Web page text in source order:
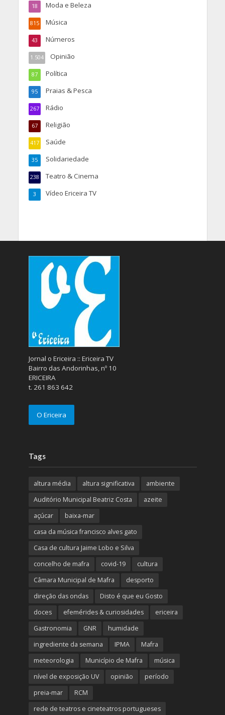
Moda e Beleza
18
Música
815
Números
43
Opinião
1.504
Política
87
Praias & Pesca
95
Rádio
267
Religião
67
Saúde
417
Solidariedade
35
Teatro & Cinema
238
Vídeo Ericeira TV
3
Jornal o Ericeira :: Ericeira TV
Bairro das Andorinhas, nº 10
ERICEIRA
t. 261 863 642
O Ericeira
Tags
altura média altura significativa
ambiente
Auditório Municipal Beatriz Costa
azeite
açúcar
baixa-mar
casa da música francisco alves gato
Casa de cultura Jaime Lobo e Silva
concelho de mafra
covid-19
cultura
Câmara Municipal de Mafra
desporto
direção das ondas
Disto é que eu Gosto
doces
efemérides & curiosidades
ericeira
Gastronomia
GNR
humidade
ingrediente da semana
IPMA
Mafra
meteorologia
Município de Mafra
música
nível de exposição UV
opinião
período
preia-mar
RCM
rede de teatros e cineteatros portugueses